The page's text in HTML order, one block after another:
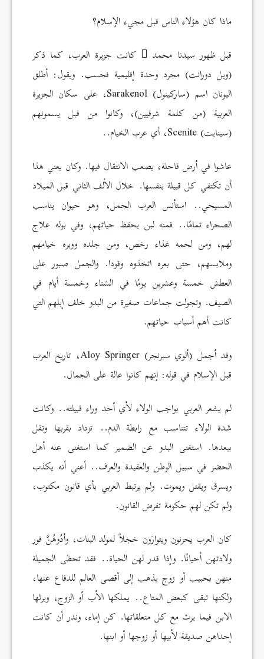
ماذا كان هؤلاء الناس قبل مجيء الإسلام؟
قبل ظهور سيدنا محمد
كانت جزيرة العرب، كما ذكر
(ويل دورانت) مجرد وحدة إقليمية فحسب. ويقول: أطلق
اليونان اسم (ساركينول) Sarakenol، على سكان الجزيرة
العربية (من كلمة شرقيين)، وكانوا من قبل يسمونهم
(سينايت) Scenite، أي عرب الخيام..
عاشوا في أرض قاحلة، يصعب الانتقال فيها. وكان يعني هذا
أن تكتفي كل قبيلة بنفسها. خلال الألف الثاني قبل الميلاد
المسيحي.. استأنس العرب الجمل، وهو حيوان يناسب
الصحراء تمامًا.. فمنه لبن يحفظ حياتهم، وفي بوله علاج
لهم، ومن لحمه غذاء رخص، ومن جلده ووبره خيامهم
وملابسهم، حتى بعره اتخذوه وقودا. والجمل صبور على
العطش خمسة وعشرين يومًا في الشتاء وخمسة أيام في
الصيف. وتجولت جماعات صغيرة من البدو خلف إبلهم التي
كانت أهم أسباب حياتهم.
وقد أجمل (ألوي سبرنجر) Aloy Springer، تاريخ العرب
قبل الإسلام في قوله: إنهم كانوا عالة على الجمال.
لم يشعر العربي بواجب الولاء لأي أحد وراء قبيلته.. وكانت
شدة الولاء تتناسب مع رابطة الدم.. تزداد بقربها وتقل
ببعدها. استغنى البدو عن الضمير كما استغنى عنه أهل
الحضر في سبيل الوطن والعقيدة والعرف.. أعني أنه يكذب
ويسرق ويقتل ويموت. ولم يرتبط العربي بأي قانون مكتوب،
ولم تكن لهم حكومة تفرض القانون.
كان العرب يحزنون ويتوارَون خجلاً لمولد البنات، وأدُوهُنَّ فور
ولادتهن أحيانًا. وإذا قدر لهن الحياة.. فقد تحظى الجميلة
منهن بحبيب أو زوج يذهب إلى أقصى العالم للدفاع عنها،
ولكنها تبقى كبعض المتاع.. يملكها الأب أو الزوج، ويرثها
الابن فيما يرث مع كل متعلقاتها. كن إماء، وندر أن كانت
إحداهن صديقة لأبيها أو زوجها أو ابنها.